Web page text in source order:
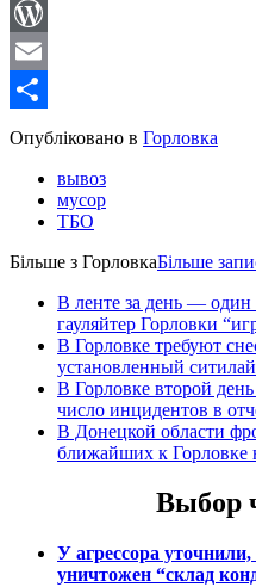
LinkedIn
WordPress
Email
Share
Опубліковано в Горловка
вывоз
мусор
ТБО
Більше з ГорловкаБільше
В ленте за день — один
гауляйтер Горловки
В Горловке требуют
установленный
В Горловке второй
число инцидентов в
В Донецкой области
ближайших к Горловке
Выбор
У агрессора
уничтожен “склад